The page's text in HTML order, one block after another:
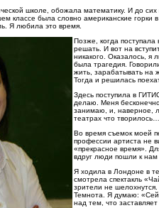
школе, обожала математику. И до
классе была словно американские
Я любила это время.
Позже, когда
решать. И вот на
никакого. Оказалось, я
была трагедия.
жить, зарабатывать на
Тогда и решилась
Здесь поступила в
делаю. Меня
занимаю, и, наверное,
театрах что
Во время съемок моей
профессии артиста не
«прекрасное время».
вдруг люди пошли к нам
Я ходила в Лондоне в
смотрела спектакль
зрители не шелохнутся.
Темнота. Я думаю:
над тем, что